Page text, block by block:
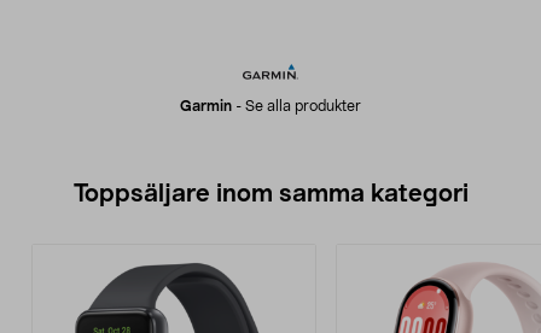
Garmin - Se alla produkter
Toppsäljare inom samma kategori